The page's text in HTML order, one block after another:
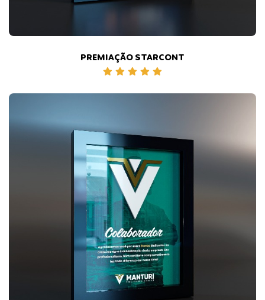
PREMIAÇÃO STARCONT